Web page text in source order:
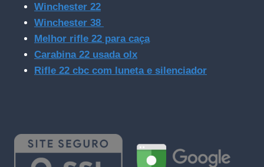
Winchester 22
Winchester 38
Melhor rifle 22 para caça
Carabina 22 usada olx
Rifle 22 cbc com luneta e silenciador